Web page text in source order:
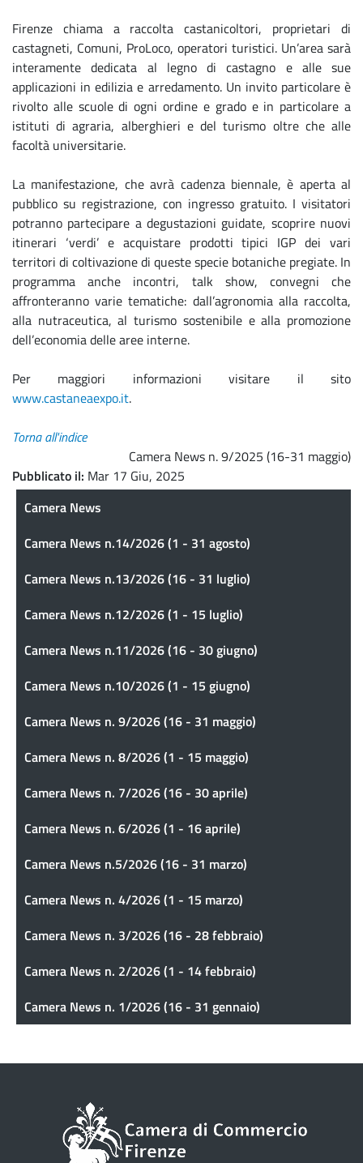
Firenze chiama a raccolta castanicoltori, proprietari di
castagneti, Comuni, ProLoco, operatori turistici. Un’area sarà
interamente dedicata al legno di castagno e alle sue
applicazioni in edilizia e arredamento. Un invito particolare è
rivolto alle scuole di ogni ordine e grado e in particolare a
istituti di agraria, alberghieri e del turismo oltre che alle
facoltà universitarie.
La manifestazione, che avrà cadenza biennale, è aperta al
pubblico su registrazione, con ingresso gratuito. I visitatori
potranno partecipare a degustazioni guidate, scoprire nuovi
itinerari ‘verdi’ e acquistare prodotti tipici IGP dei vari
territori di coltivazione di queste specie botaniche pregiate. In
programma anche incontri, talk show, convegni che
affronteranno varie tematiche: dall’agronomia alla raccolta,
alla nutraceutica, al turismo sostenibile e alla promozione
dell’economia delle aree interne.
Per maggiori informazioni visitare il sito
www.castaneaexpo.it.
Torna all'indice
Camera News n. 9/2025 (16-31 maggio)
Pubblicato il Mar 17 Giu, 2025
Camera News
Camera News
Camera News n.14/2026 (1 - 31 agosto)
Camera News n.13/2026 (16 - 31 luglio)
Camera News n.12/2026 (1 - 15 luglio)
Camera News n.11/2026 (16 - 30 giugno)
Camera News n.10/2026 (1 - 15 giugno)
Camera News n. 9/2026 (16 - 31 maggio)
Camera News n. 8/2026 (1 - 15 maggio)
Camera News n. 7/2026 (16 - 30 aprile)
Camera News n. 6/2026 (1 - 16 aprile)
Camera News n.5/2026 (16 - 31 marzo)
Camera News n. 4/2026 (1 - 15 marzo)
Camera News n. 3/2026 (16 - 28 febbraio)
Camera News n. 2/2026 (1 - 14 febbraio)
Camera News n. 1/2026 (16 - 31 gennaio)